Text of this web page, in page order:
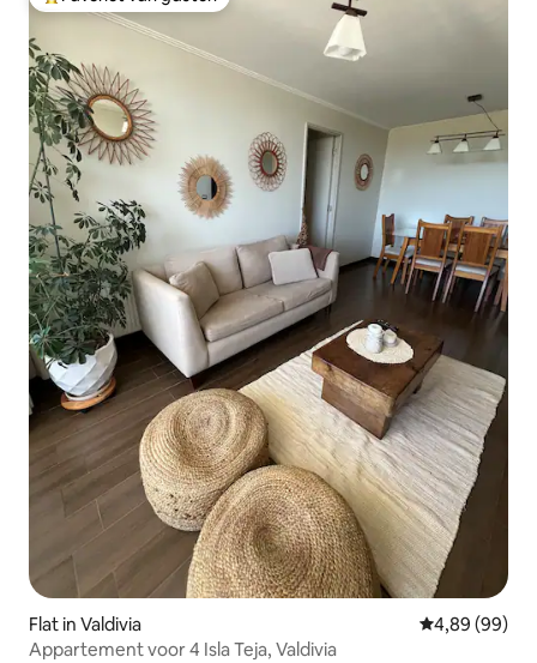
Topfavoriet van gasten
Flat in Valdivia Gemiddelde
4,89 (99)
Appartement voor 4 Isla Teja, Valdivia